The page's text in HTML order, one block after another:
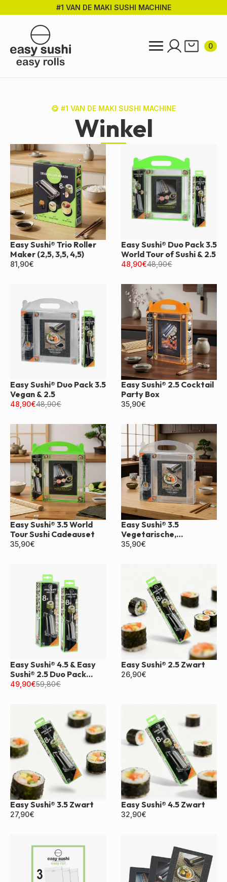
de
hoofdinhoud
#1 VAN DE MAKI SUSHI MACHINE
0
😋 #1 VAN DE MAKI SUSHI MACHINE
Winkel
Easy Sushi® Trio Roller
Maker (2,5, 3,5, 4,5)
81,90€
Easy Sushi® Duo Pack 3.5
World Tour of Sushi & 2.5
48,90€48,90€
Easy Sushi® Duo Pack 3.5
Vegan & 2.5
48,90€48,90€
Easy Sushi® 2.5 Cocktail
Party Box
35,90€
Easy Sushi® 3.5 World
Tour Sushi Cadeauset
35,90€
Easy Sushi® 3.5
Vegetarische,
Veganistische Doos
35,90€
Easy Sushi® 4.5 & Easy
Sushi® 2.5 Duo Pack
Zwart
49,90€59,80€
Easy Sushi® 2.5 Zwart
26,90€
Easy Sushi® 3.5 Zwart
27,90€
Easy Sushi® 4.5 Zwart
32,90€